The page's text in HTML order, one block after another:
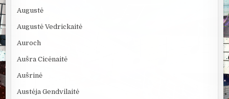
Augustė
Augustė Vedrickaitė
Auroch
Aušra Cicėnaitė
Aušrinė
Austėja Gendvilaitė